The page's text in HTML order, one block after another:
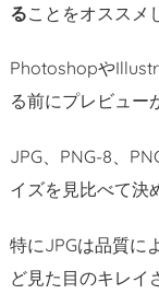
ることをオススメ
Photoshopや
る前にプレビュー
JPG、PNG-8、
イズを見比べて決
特にJPGは品質に
ど見た目のキレイ